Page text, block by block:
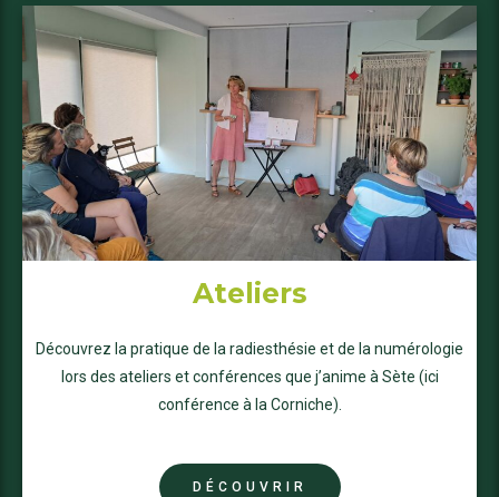
Ateliers
Découvrez la pratique de la radiesthésie et de la numérologie
lors des ateliers et conférences que j’anime à Sète (ici
conférence à la Corniche).
DÉCOUVRIR